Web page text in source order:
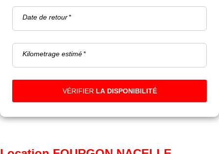
Date de retour
Kilometrage estimé
VÉRIFIER LA DISPONIBILITÉ